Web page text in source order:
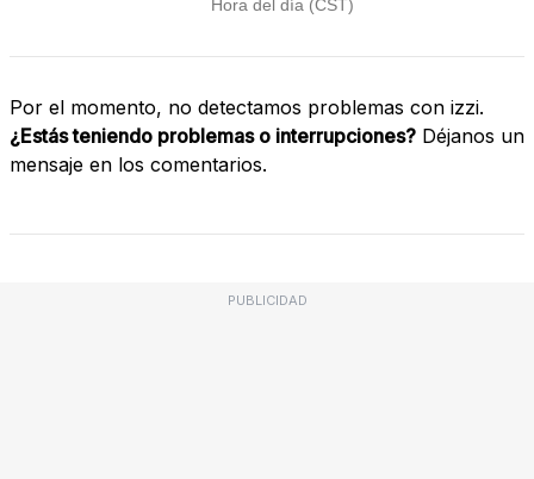
Por el momento, no detectamos problemas con izzi.
¿Estás teniendo problemas o interrupciones? Déjanos un
mensaje en los comentarios.
PUBLICIDAD